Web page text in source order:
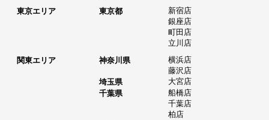
東京エリア
東京都
新宿店
銀座店
町田店
立川店
関東エリア
神奈川県
横浜店
藤沢店
埼玉県
大宮店
千葉県
船橋店
千葉店
柏店